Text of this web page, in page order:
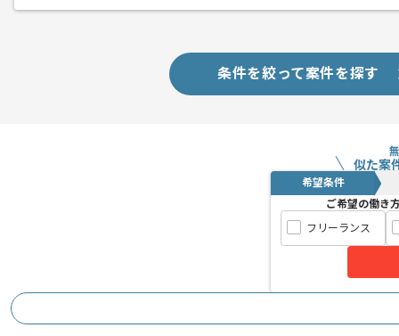
条件を絞って案件を探す
似た案
希望条件
ご希望の働き
フリーランス